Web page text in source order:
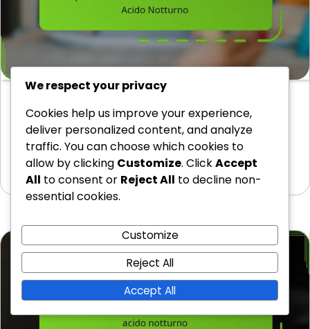
Acido Notturno
Il consumo di alcol può compromettere gravemente
la qualità del sonno interferendo con i cicli…
24/02/2026
We respect your privacy
Cookies help us improve your experience,
deliver personalized content, and analyze
traffic. You can choose which cookies to
allow by clicking Customize. ClickAccept
All to consent or Reject All to decline non-
essential cookies.
Customize
Reject All
Accept All